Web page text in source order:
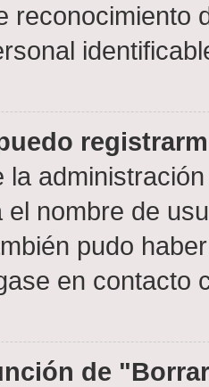
reconocimiento
la
el nombre de
pudo
en contacto
de